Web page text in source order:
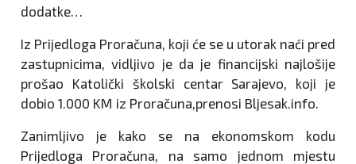
dodatke…
Iz Prijedloga Proračuna, koji će se u utorak naći pred
zastupnicima, vidljivo je da je financijski najlošije
prošao Katolički školski centar Sarajevo, koji je
dobio 1.000 KM iz Proračuna,prenosi Bljesak.info.
Zanimljivo je kako se na ekonomskom kodu
Prijedloga Proračuna, na samo jednom mjestu